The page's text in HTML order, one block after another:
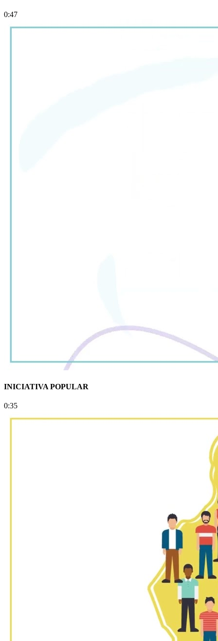
0:47
INICIATIVA POPULAR
0:35